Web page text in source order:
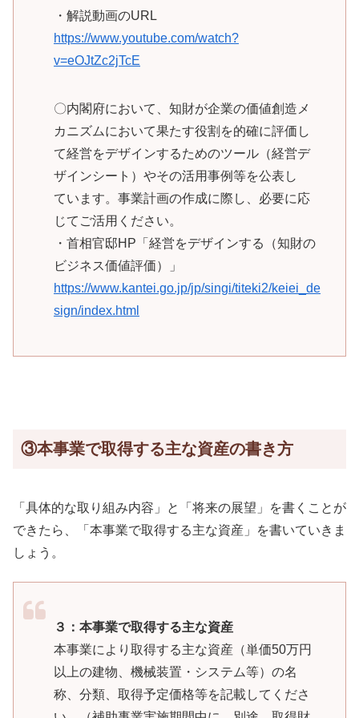
・解説動画のURL
https://www.youtube.com/watch?
v=eOJtZc2jTcE
〇内閣府において、知財が企業の価値創造メ
カニズムにおいて果たす役割を的確に評価し
て経営をデザインするためのツール（経営デ
ザインシート）やその活用事例等を公表し
ています。事業計画の作成に際し、必要に応
じてご活用ください。
・首相官邸HP「経営をデザインする（知財の
ビジネス価値評価）」
https://www.kantei.go.jp/jp/singi/titeki2/keiei_de
sign/index.html
③本事業で取得する主な資産の書き方
「具体的な取り組み内容」と「将来の展望」を書くことが
できたら、「本事業で取得する主な資産」を書いていきま
しょう。
３：本事業で取得する主な資産
本事業により取得する主な資産（単価50万円
以上の建物、機械装置・システム等）の名
称、分類、取得予定価格等を記載してくださ